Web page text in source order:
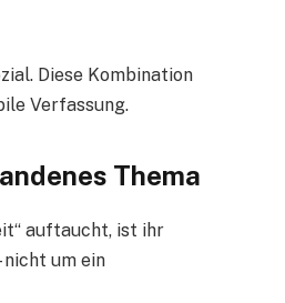
Diese Kombination
Verfassung.
Thema
auftaucht, ist ihr
nicht um ein